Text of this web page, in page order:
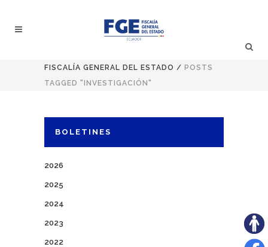
FISCALÍA GENERAL DEL ESTADO / POSTS
TAGGED "INVESTIGACIÓN"
BOLETINES
2026
2025
2024
2023
2022